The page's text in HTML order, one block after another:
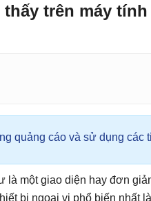
trên máy
quảng cáo và sử dụng các
là một giao diện hay đơn
bị ngoại vi phổ biến nhất là